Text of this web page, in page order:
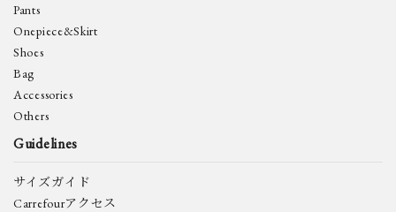
Pants
Onepiece&Skirt
Shoes
Bag
Accessories
Others
Guidelines
サイズガイド
Carrefourアクセス